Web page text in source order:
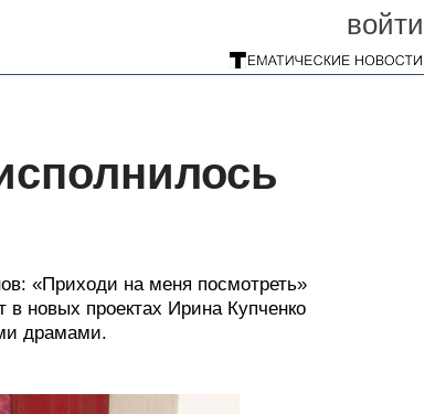
войти
«Приходи на меня посмотреть»
новых проектах Ирина Купченко
драмами.